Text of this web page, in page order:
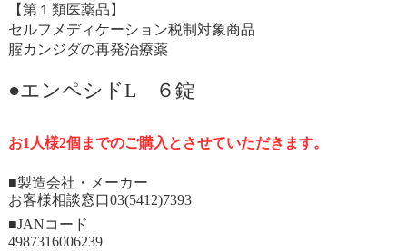
【第１類医薬品】
セルフメディケーション税制対象商品
腟カンジダの再発治療薬
●エンペシドL ６錠
お1人様2個までのご購入とさせていただきます。
■製造会社・メーカー
お客様相談窓口03(5412)7393
■JANコード
4987316006239